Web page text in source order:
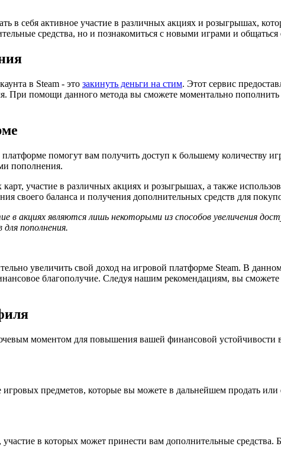
в себя активное участие в различных акциях и розыгрышах,
средства, но и познакомиться с новыми играми и
в Steam - это закинуть деньги на стим. Этот сервис
При помощи данного метода вы сможете моментально пополнить
помогут вам получить доступ к большему количеству
пополнения.
участие в различных акциях и розыгрышах, а также
своего баланса и получения дополнительных средств для
в акциях являются лишь некоторыми из способов увеличения
пополнения.
увеличить свой доход на игровой платформе Steam. В
благополучие. Следуя нашим рекомендациям, вы
моментом для повышения вашей финансовой устойчивости
предметов, которые вы можете в дальнейшем продать
в которых может принести вам дополнительные